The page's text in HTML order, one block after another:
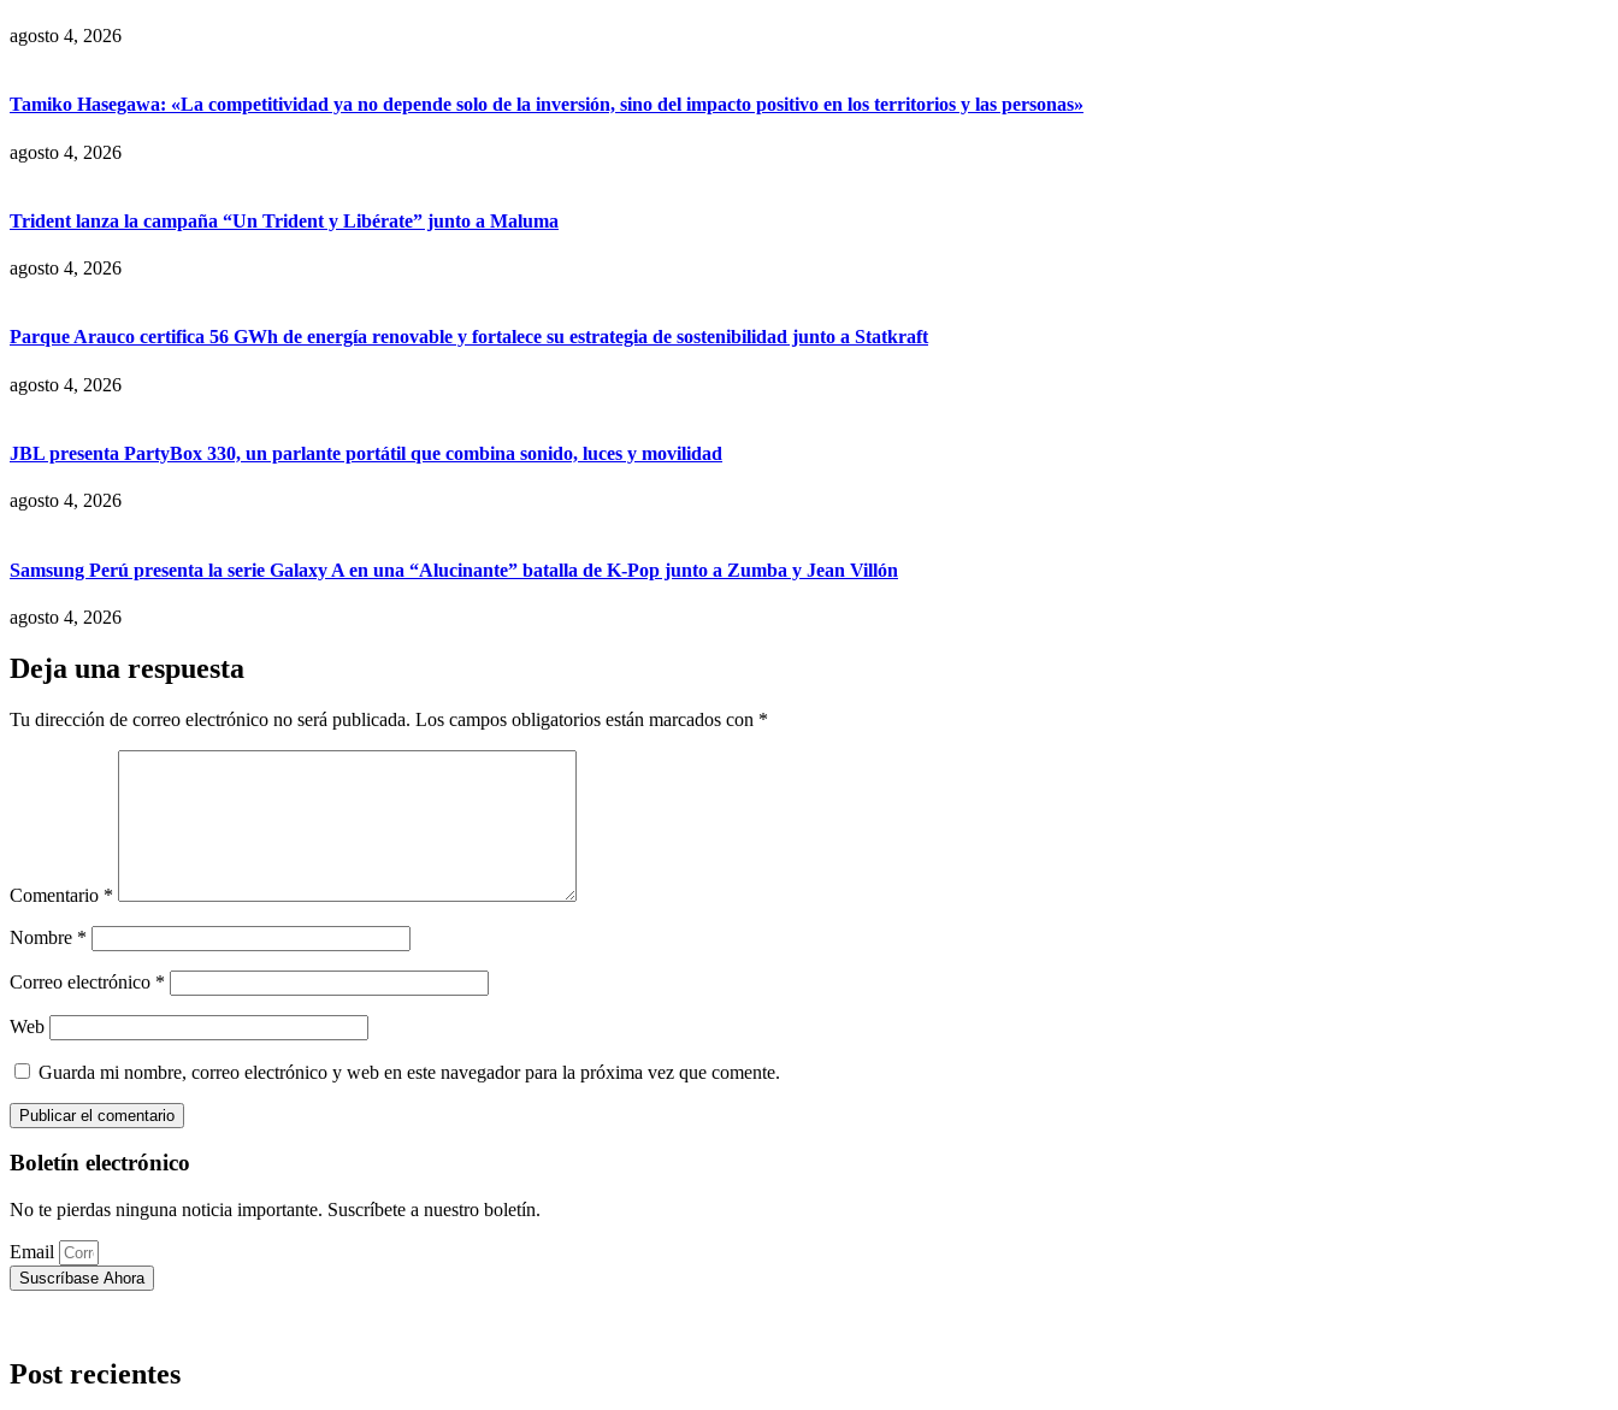
agosto 4, 2026
Tamiko Hasegawa: «La competitividad ya no depende solo de la inversión, sino del impacto positivo en los territorios y las personas»
agosto 4, 2026
Trident lanza la campaña “Un Trident y Libérate” junto a Maluma
agosto 4, 2026
Parque Arauco certifica 56 GWh de energía renovable y fortalece su estrategia de sostenibilidad junto a Statkraft
agosto 4, 2026
JBL presenta PartyBox 330, un parlante portátil que combina sonido, luces y movilidad
agosto 4, 2026
Samsung Perú presenta la serie Galaxy A en una “Alucinante” batalla de K-Pop junto a Zumba y Jean Villón
agosto 4, 2026
Deja una respuesta
Tu dirección de correo electrónico no será publicada. Los campos obligatorios están marcados con *
Comentario *
Nombre *
Correo electrónico *
Web
Guarda mi nombre, correo electrónico y web en este navegador para la próxima vez que comente.
Boletín electrónico
No te pierdas ninguna noticia importante. Suscríbete a nuestro boletín.
Email
Suscríbase Ahora
Post recientes